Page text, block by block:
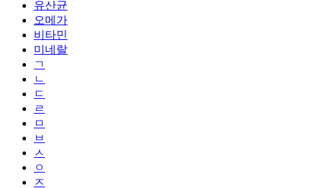
유산균
오메가
비타민
미네랄
ㄱ
ㄴ
ㄷ
ㄹ
ㅁ
ㅂ
ㅅ
ㅇ
ㅈ